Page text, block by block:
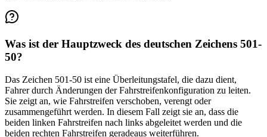
Was ist der Hauptzweck des deutschen Zeichens 501-
50?
Das Zeichen 501-50 ist eine Überleitungstafel, die dazu dient,
Fahrer durch Änderungen der Fahrstreifen­konfiguration zu leiten.
Sie zeigt an, wie Fahrstreifen verschoben, verengt oder
zusammengeführt werden. In diesem Fall zeigt sie an, dass die
beiden linken Fahrstreifen nach links abgeleitet werden und die
beiden rechten Fahrstreifen geradeaus weiterführen.